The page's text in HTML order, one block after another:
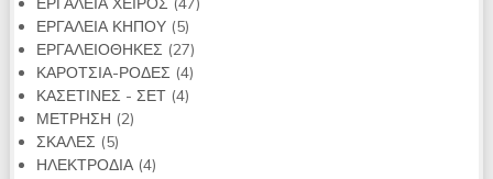
ΕΡΓΑΛΕΙΑ ΚΗΠΟΥ 55
προϊόντα
ΕΡΓΑΛΕΙΟΘΗΚΕΣ 2727
προϊόντα
ΚΑΡΟΤΣΙΑ-ΡΟΔΕΣ 44
ΚΑΣΕΤΙΝΕΣ - ΣΕΤ 44
ΜΕΤΡΗΣΗ 22
ΣΚΑΛΕΣ 55
προϊόντα
ΗΛΕΚΤΡΟΔΙΑ 44